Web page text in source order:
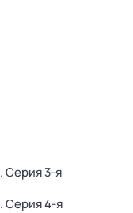
. Серия 3-я
. Серия 4-я